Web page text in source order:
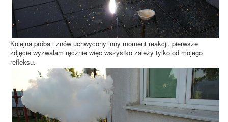
Kolejna próba i znów uchwycony inny moment reakcji, pierwsze
zdjęcie wyzwalam ręcznie więc wszystko zależy tylko od mojego
refleksu.